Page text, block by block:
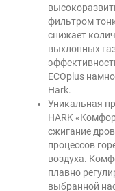
фильтром
снижает
выхлопных
ECOplus
Hark.
Уникальная
HARK
сжигание
процессов
воздуха.
плавно
выбранной